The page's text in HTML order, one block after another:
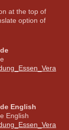
at the top of
option of
English
English